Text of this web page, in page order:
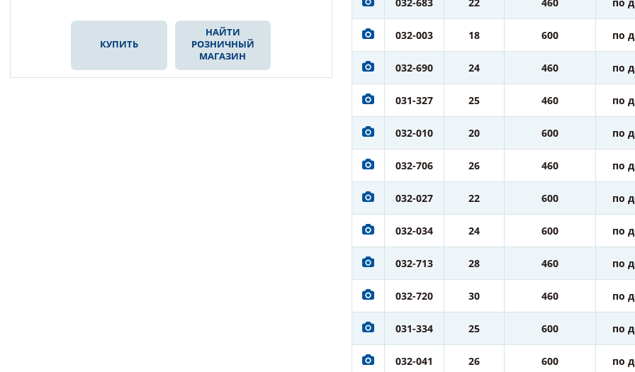
КУПИТЬ
НАЙТИ
РОЗНИЧНЫЙ
МАГАЗИН
032-003 18 600 по
032-690 24 460 по
031-327 25 460 по
032-010 20 600 по
032-706 26 460 по
032-027 22 600 по
032-034 24 600 по
032-713 28 460 по
032-720 30 460 по
031-334 25 600 по
032-041 26 600 по